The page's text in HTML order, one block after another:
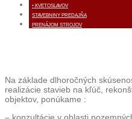
• KVETOSLAVOV
STAVEBNINY PREDAJŇA
PRENÁJOM STROJOV
Na základe dlhoročných
realizácie stavieb na kľúč,
objektov, ponúkame :